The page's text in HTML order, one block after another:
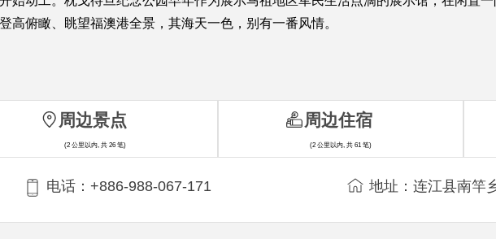
高俯瞰、眺望福澳港全景，其海天一色，别有一番风情。
电话：+886-988-067-171 地址：连江县南竿
周边景点
(2 公里以内, 共 26 笔)
周边住宿
(2 公里以内, 共 61 笔)